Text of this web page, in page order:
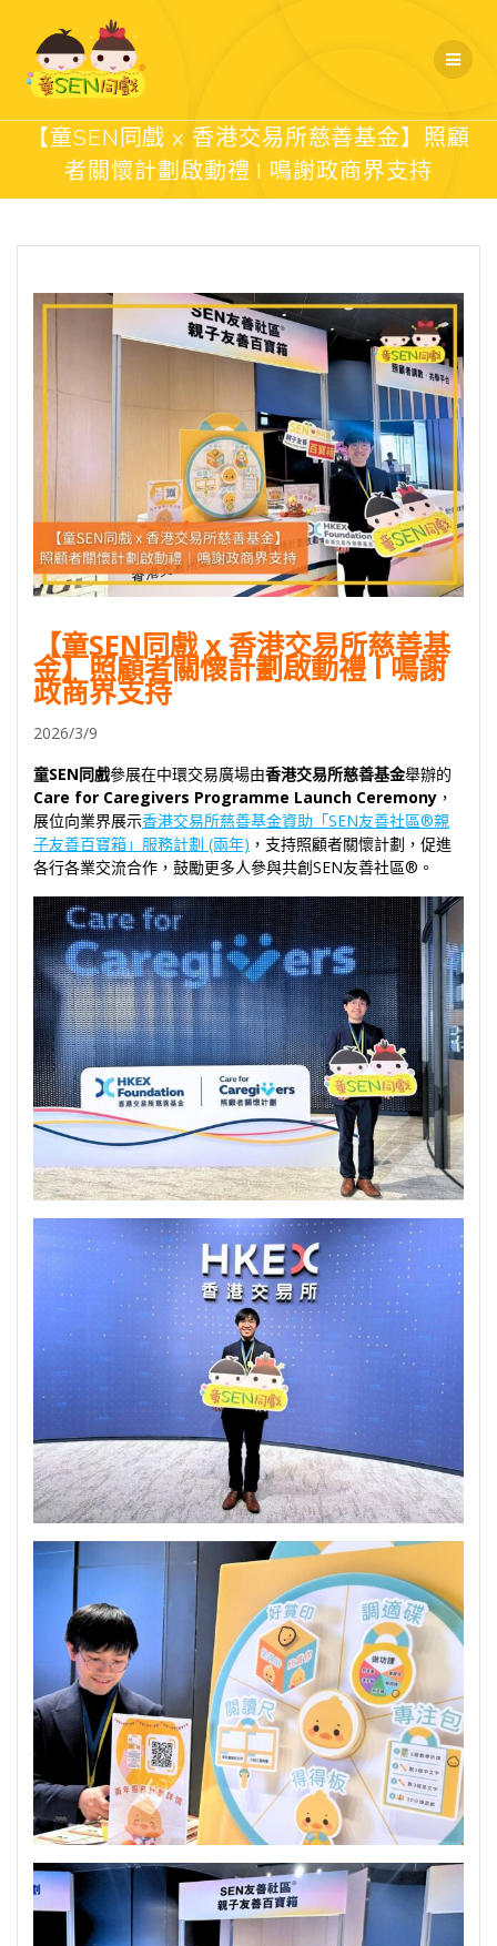
【童SEN同戲 x 香港交易所慈善基金】照顧
者關懷計劃啟動禮 l 鳴謝政商界支持
【童SEN同戲 x 香港交易所慈善基
金】照顧者關懷計劃啟動禮 l 鳴謝
政商界支持
2026/3/9
童SEN同戲參展在中環交易廣場由香港交易所慈善基金舉辦的
Care for Caregivers Programme Launch Ceremony ，
展位向業界展示香港交易所慈善基金資助「SEN友善社區®親
⼦友善百寶箱」服務計劃 (兩年) ，支持照顧者關懷計劃，促進
各行各業交流合作，鼓勵更多人參與共創SEN友善社區®。